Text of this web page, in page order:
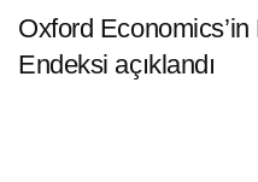
Oxford
Endeksi açıklandı